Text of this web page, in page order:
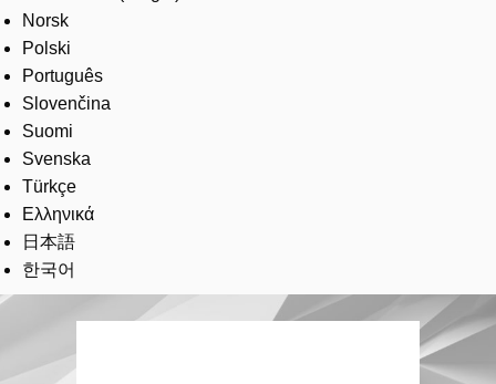
Norsk
Polski
Português
Slovenčina
Suomi
Svenska
Türkçe
Ελληνικά
日本語
한국어